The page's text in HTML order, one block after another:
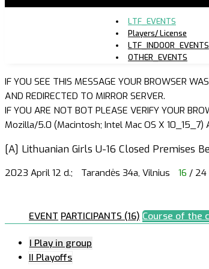
LTF_EVENTS
Players/ License
LTF_INDOOR_EVENTS
OTHER_EVENTS
IF YOU SEE THIS MESSAGE YOUR BROWSER
AND REDIRECTED TO MIRROR SERVER.
IF YOU ARE NOT BOT PLEASE VERIFY YOUR
Mozilla/5.0 (Macintosh; Intel Mac OS X
[A] Lithuanian Girls U-16 Closed Premises
2023 April 12 d.; Tarandės 34a, Vilnius 16 / 24
EVENT PARTICIPANTS (16) Course of the
I Play in group
II Playoffs